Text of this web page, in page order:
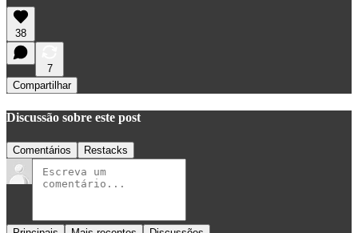
38
7
Compartilhar
Discussão sobre este post
Comentários Restacks